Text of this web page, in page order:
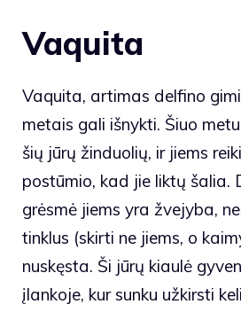
Vaquita
Vaquita, artimas delfino
metais gali išnykti. Šiuo
šių jūrų žinduolių, ir jiems
postūmio, kad jie liktų šalia.
grėsmė jiems yra žvejyba,
tinklus (skirti ne jiems, o
nuskęsta. Ši jūrų kiaulė
įlankoje, kur sunku užkirsti